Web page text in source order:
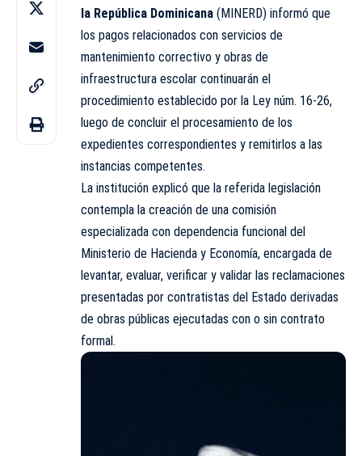
la República Dominicana (MINERD) informó que
los pagos relacionados con servicios de
mantenimiento correctivo y obras de
infraestructura escolar continuarán el
procedimiento establecido por la Ley núm. 16-26,
luego de concluir el procesamiento de los
expedientes correspondientes y remitirlos a las
instancias competentes.
La institución explicó que la referida legislación
contempla la creación de una comisión
especializada con dependencia funcional del
Ministerio de Hacienda y Economía, encargada de
levantar, evaluar, verificar y validar las reclamaciones
presentadas por contratistas del Estado derivadas
de obras públicas ejecutadas con o sin contrato
formal.